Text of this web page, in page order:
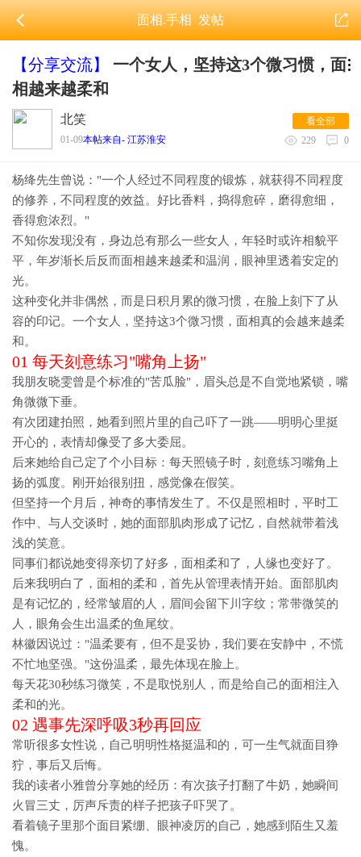
面相.手相发帖
【分享交流】
相越来越柔和
北笑
01-09本帖来自- 江苏淮安
看全部
229
0
杨绛先生曾说："一个人经过不同程度的锻炼，就获得不同程度
的修养，不同程度的效益。好比香料，捣得愈碎，磨得愈细，
香得愈浓烈。"
不知你发现没有，身边总有那么一些女人，年轻时或许相貌平
平，年岁渐长后反而面相越来越柔和温润，眼神里透着安定的
光。
这种变化并非偶然，而是日积月累的微习惯，在脸上刻下了从
容的印记。一个女人，坚持这3个微习惯，面相真的会越来越柔
和。
01 每天刻意练习"嘴角上扬"
我朋友晓雯曾是个标准的"苦瓜脸"，眉头总是不自觉地紧锁，嘴
角微微下垂。
有次团建拍照，她看到照片里的自己吓了一跳——明明心里挺
开心的，表情却像受了多大委屈。
后来她给自己定了个小目标：每天照镜子时，刻意练习嘴角上
扬的弧度。刚开始很别扭，感觉像在假笑。
但坚持一个月后，神奇的事情发生了。不仅是照相时，平时工
作中、与人交谈时，她的面部肌肉形成了记忆，自然就带着浅
浅的笑意。
同事们都说她变得亲切了好多，面相柔和了，人缘也变好了。
后来我明白了， 面相的柔和，首先从管理表情开始。面部肌肉
是有记忆的，经常皱眉的人，眉间会留下川字纹；常带微笑的
人，眼角会生出温柔的鱼尾纹。
林徽因说过："温柔要有，但不是妥协，我们要在安静中，不慌
不忙地坚强。"这份温柔，最先体现在脸上。
每天花30秒练习微笑，不是取悦别人，而是给自己的面相注入
柔和的光。
02 遇事先深呼吸3秒再回应
常听很多女性说，自己明明性格挺温和的，可一生气就面目狰
狞，事后又后悔。
我的读者小雅曾分享她的经历：有次孩子打翻了牛奶，她瞬间
火冒三丈，厉声斥责的样子把孩子吓哭了。
看着镜子里那个面目紧绷、眼神凌厉的自己，她感到陌生又羞
愧。